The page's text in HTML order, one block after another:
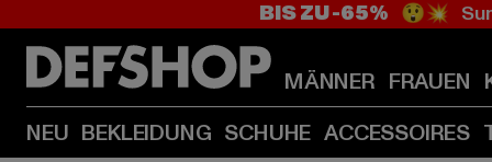
BIS ZU -65% 😲💥
MÄNNER FRAUEN
NEU BEKLEIDUNG SCHUHE ACCESSOIRES